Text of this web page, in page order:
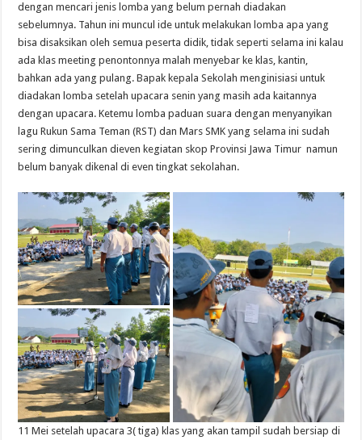
dengan mencari jenis lomba yang belum pernah diadakan
sebelumnya. Tahun ini muncul ide untuk melakukan lomba apa yang
bisa disaksikan oleh semua peserta didik, tidak seperti selama ini kalau
ada klas meeting penontonnya malah menyebar ke klas, kantin,
bahkan ada yang pulang. Bapak kepala Sekolah menginisiasi untuk
diadakan lomba setelah upacara senin yang masih ada kaitannya
dengan upacara. Ketemu lomba paduan suara dengan menyanyikan
lagu Rukun Sama Teman (RST) dan Mars SMK yang selama ini sudah
sering dimunculkan dieven kegiatan skop Provinsi Jawa Timur namun
belum banyak dikenal di even tingkat sekolahan.
11 Mei setelah upacara 3( tiga) klas yang akan tampil sudah bersiap di